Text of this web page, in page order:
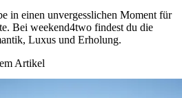
in einen unvergesslichen Moment für
Bei weekend4two findest du die
Luxus und Erholung.
Artikel